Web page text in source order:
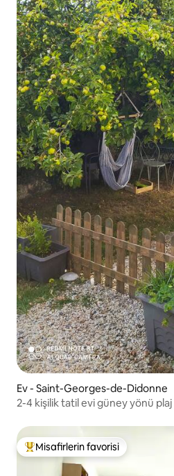
Ev - Saint-Georges-de-Didonne
2-4 kişilik tatil evi güney yönü
Misafirlerin favorilerinden en
Misafirlerin favorisi